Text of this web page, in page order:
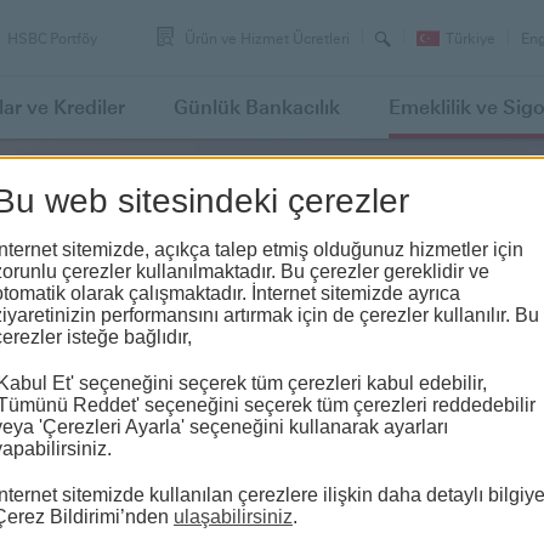
Arama
ve Krediler Günlük Bankacılık Emeklilik ve
hayallerinize
için
düşünürüz.
web sitesindeki çerezler
İnternet sitemizde, açıkça talep etmiş olduğunuz hizmetler için
çerezler kullanılmaktadır. Bu çerezler gereklidir ve
olarak çalışmaktadır. İnternet sitemizde ayrıca
performansını artırmak için de çerezler kullanılır. Bu
isteğe bağlıdır,
Et' seçeneğini seçerek tüm çerezleri kabul edebilir,
Reddet' seçeneğini seçerek tüm çerezleri reddedebilir
'Çerezleri Ayarla' seçeneğini kullanarak ayarları
İnternet sitemizde kullanılan çerezlere ilişkin daha detaylı bilgiye
Bildirimi’nden ulaşabilirsiniz.